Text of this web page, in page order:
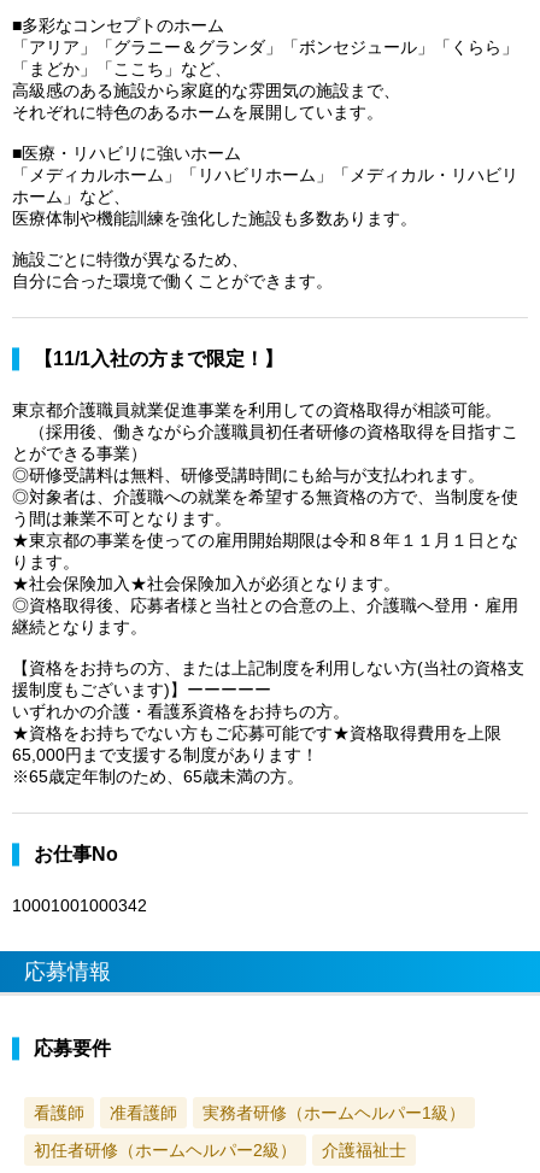
■多彩なコンセプトのホーム
「アリア」「グラニー＆グランダ」「ボンセジュール」「くらら」
「まどか」「ここち」など、
高級感のある施設から家庭的な雰囲気の施設まで、
それぞれに特色のあるホームを展開しています。
■医療・リハビリに強いホーム
「メディカルホーム」「リハビリホーム」「メディカル・リハビリ
ホーム」など、
医療体制や機能訓練を強化した施設も多数あります。
施設ごとに特徴が異なるため、
自分に合った環境で働くことができます。
【11/1入社の方まで限定！】
東京都介護職員就業促進事業を利用しての資格取得が相談可能。
（採用後、働きながら介護職員初任者研修の資格取得を目指すこ
とができる事業）
◎研修受講料は無料、研修受講時間にも給与が支払われます。
◎対象者は、介護職への就業を希望する無資格の方で、当制度を使
う間は兼業不可となります。
★東京都の事業を使っての雇用開始期限は令和８年１１月１日とな
ります。
★社会保険加入★社会保険加入が必須となります。
◎資格取得後、応募者様と当社との合意の上、介護職へ登用・雇用
継続となります。
【資格をお持ちの方、または上記制度を利用しない方(当社の資格支
援制度もございます)】ーーーーー
いずれかの介護・看護系資格をお持ちの方。
★資格をお持ちでない方もご応募可能です★資格取得費用を上限
65,000円まで支援する制度があります！
※65歳定年制のため、65歳未満の方。
お仕事No
10001001000342
応募情報
応募要件
看護師 准看護師
実務者研修（ホームヘルパー1級）
初任者研修（ホームヘルパー2級）
介護福祉士